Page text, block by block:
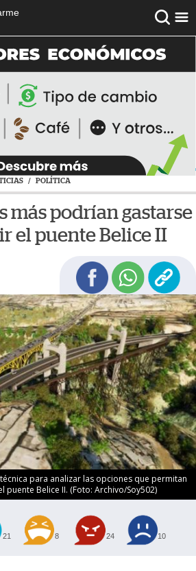
/ POLÍTICA
más podrían gastarse
el puente Belice II
para analizar las opciones que permitan
puente Belice II. (Foto: Archivo/Soy502)
21 8 24 10